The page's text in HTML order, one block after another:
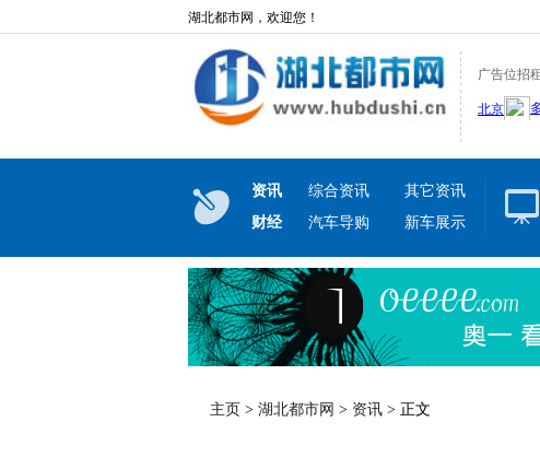
湖北都市网，欢迎您！
广告位招租
资讯 综合资讯
其它资讯
财经
汽车导购 新车展示
主页 > 湖北都市网 > 资讯 > 正文